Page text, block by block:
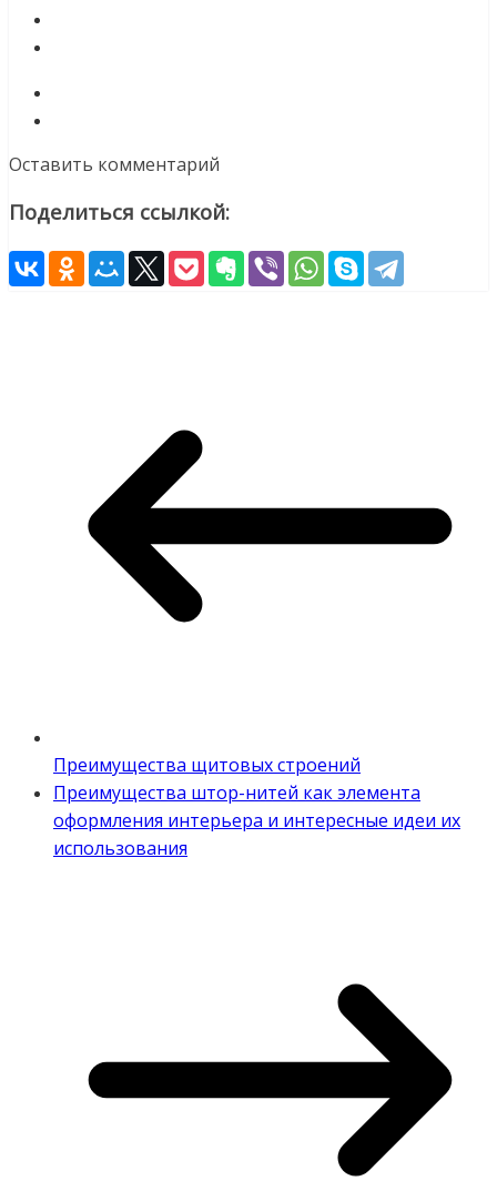
Оставить комментарий
Поделиться ссылкой:
Преимущества щитовых строений
Преимущества штор-нитей как элемента
оформления интерьера и интересные идеи их
использования